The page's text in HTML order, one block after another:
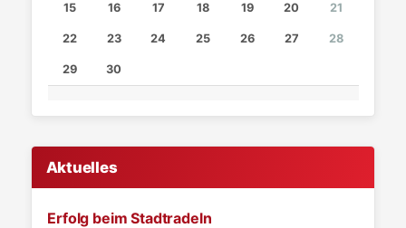
15 16 17 18 19 20 21
22 23 24 25 26 27 28
29 30
Aktuelles
Erfolg beim Stadtradeln